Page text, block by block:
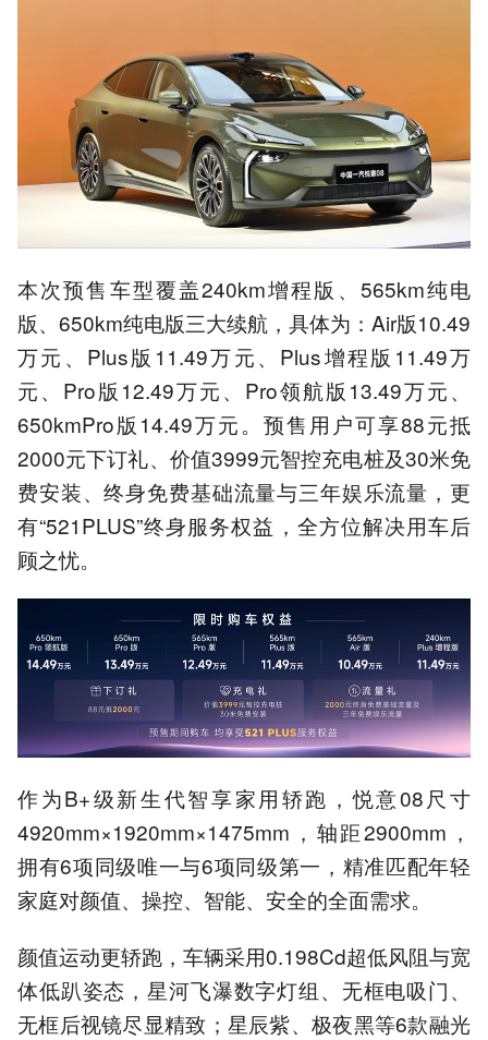
本次预售车型覆盖240km增程版、565km纯电
版、650km纯电版三大续航，具体为：Air版10.49
万元、Plus版11.49万元、Plus增程版11.49万
元、Pro版12.49万元、Pro领航版13.49万元、
650kmPro版14.49万元。预售用户可享88元抵
2000元下订礼、价值3999元智控充电桩及30米免
费安装、终身免费基础流量与三年娱乐流量，更
有“521PLUS”终身服务权益，全方位解决用车后
顾之忧。
作为B+级新生代智享家用轿跑，悦意08尺寸
4920mm×1920mm×1475mm，轴距2900mm，
拥有6项同级唯一与6项同级第一，精准匹配年轻
家庭对颜值、操控、智能、安全的全面需求。
颜值运动更轿跑，车辆采用0.198Cd超低风阻与宽
体低趴姿态，星河飞瀑数字灯组、无框电吸门、
无框后视镜尽显精致；星辰紫、极夜黑等6款融光